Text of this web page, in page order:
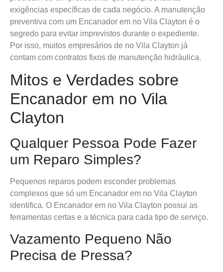
exigências específicas de cada negócio. A manutenção
preventiva com um Encanador em no Vila Clayton é o
segredo para evitar imprevistos durante o expediente.
Por isso, muitos empresários de no Vila Clayton já
contam com contratos fixos de manutenção hidráulica.
Mitos e Verdades sobre
Encanador em no Vila
Clayton
Qualquer Pessoa Pode Fazer
um Reparo Simples?
Pequenos reparos podem esconder problemas
complexos que só um Encanador em no Vila Clayton
identifica. O Encanador em no Vila Clayton possui as
ferramentas certas e a técnica para cada tipo de serviço.
Vazamento Pequeno Não
Precisa de Pressa?